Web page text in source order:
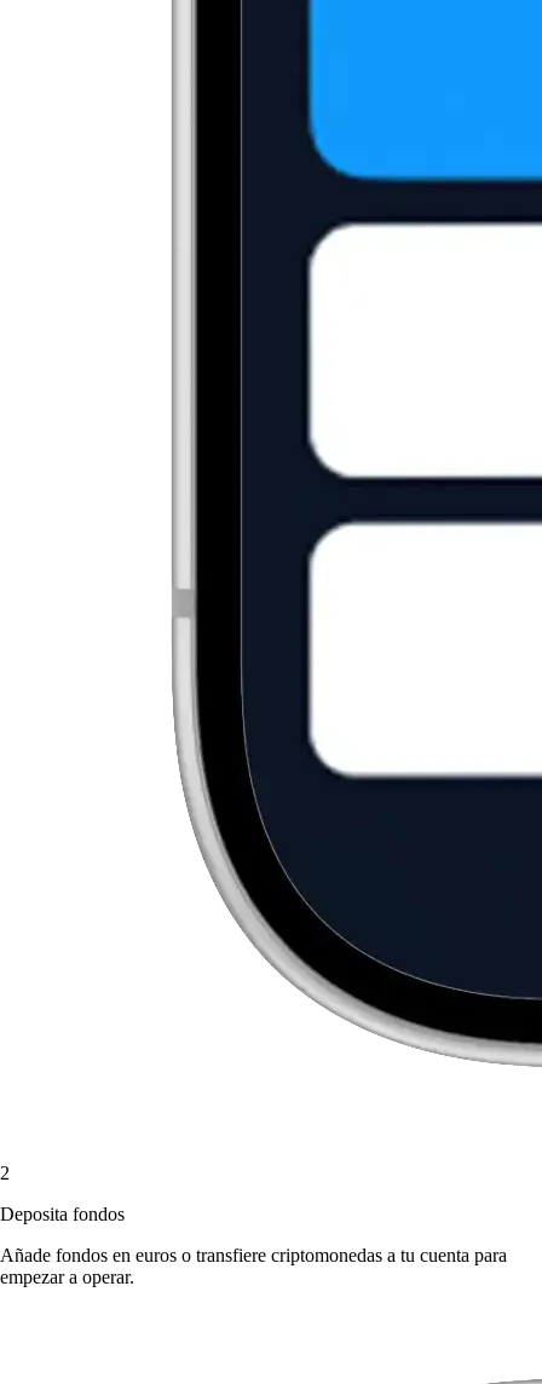
2
Deposita fondos
Añade fondos en euros o transfiere criptomonedas a tu cuenta para
empezar a operar.